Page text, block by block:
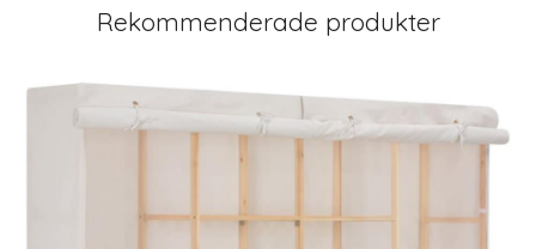
Rekommenderade produkter